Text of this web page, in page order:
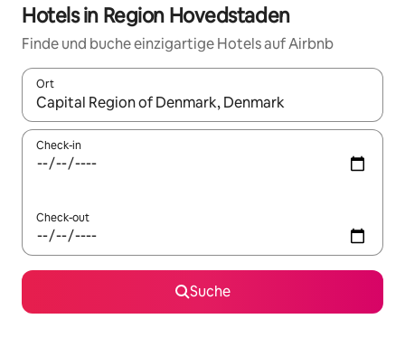
Hotels in Region Hovedstaden
Finde und buche einzigartige Hotels auf Airbnb
Ort
Wenn Ergebnisse verfügbar sind, navigiere mit den
Check-in
Check-out
Suche